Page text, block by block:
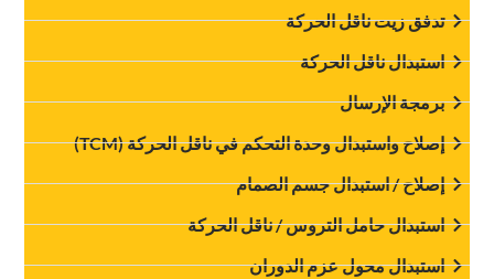
‏تدفق زيت ناقل الحركة‏
‏استبدال ناقل الحركة‏
‏برمجة الإرسال‏
‏إصلاح واستبدال وحدة التحكم في ناقل الحركة (TCM)‏
‏إصلاح / استبدال جسم الصمام‏
‏استبدال حامل التروس / ناقل الحركة‏
‏استبدال محول عزم الدوران‏